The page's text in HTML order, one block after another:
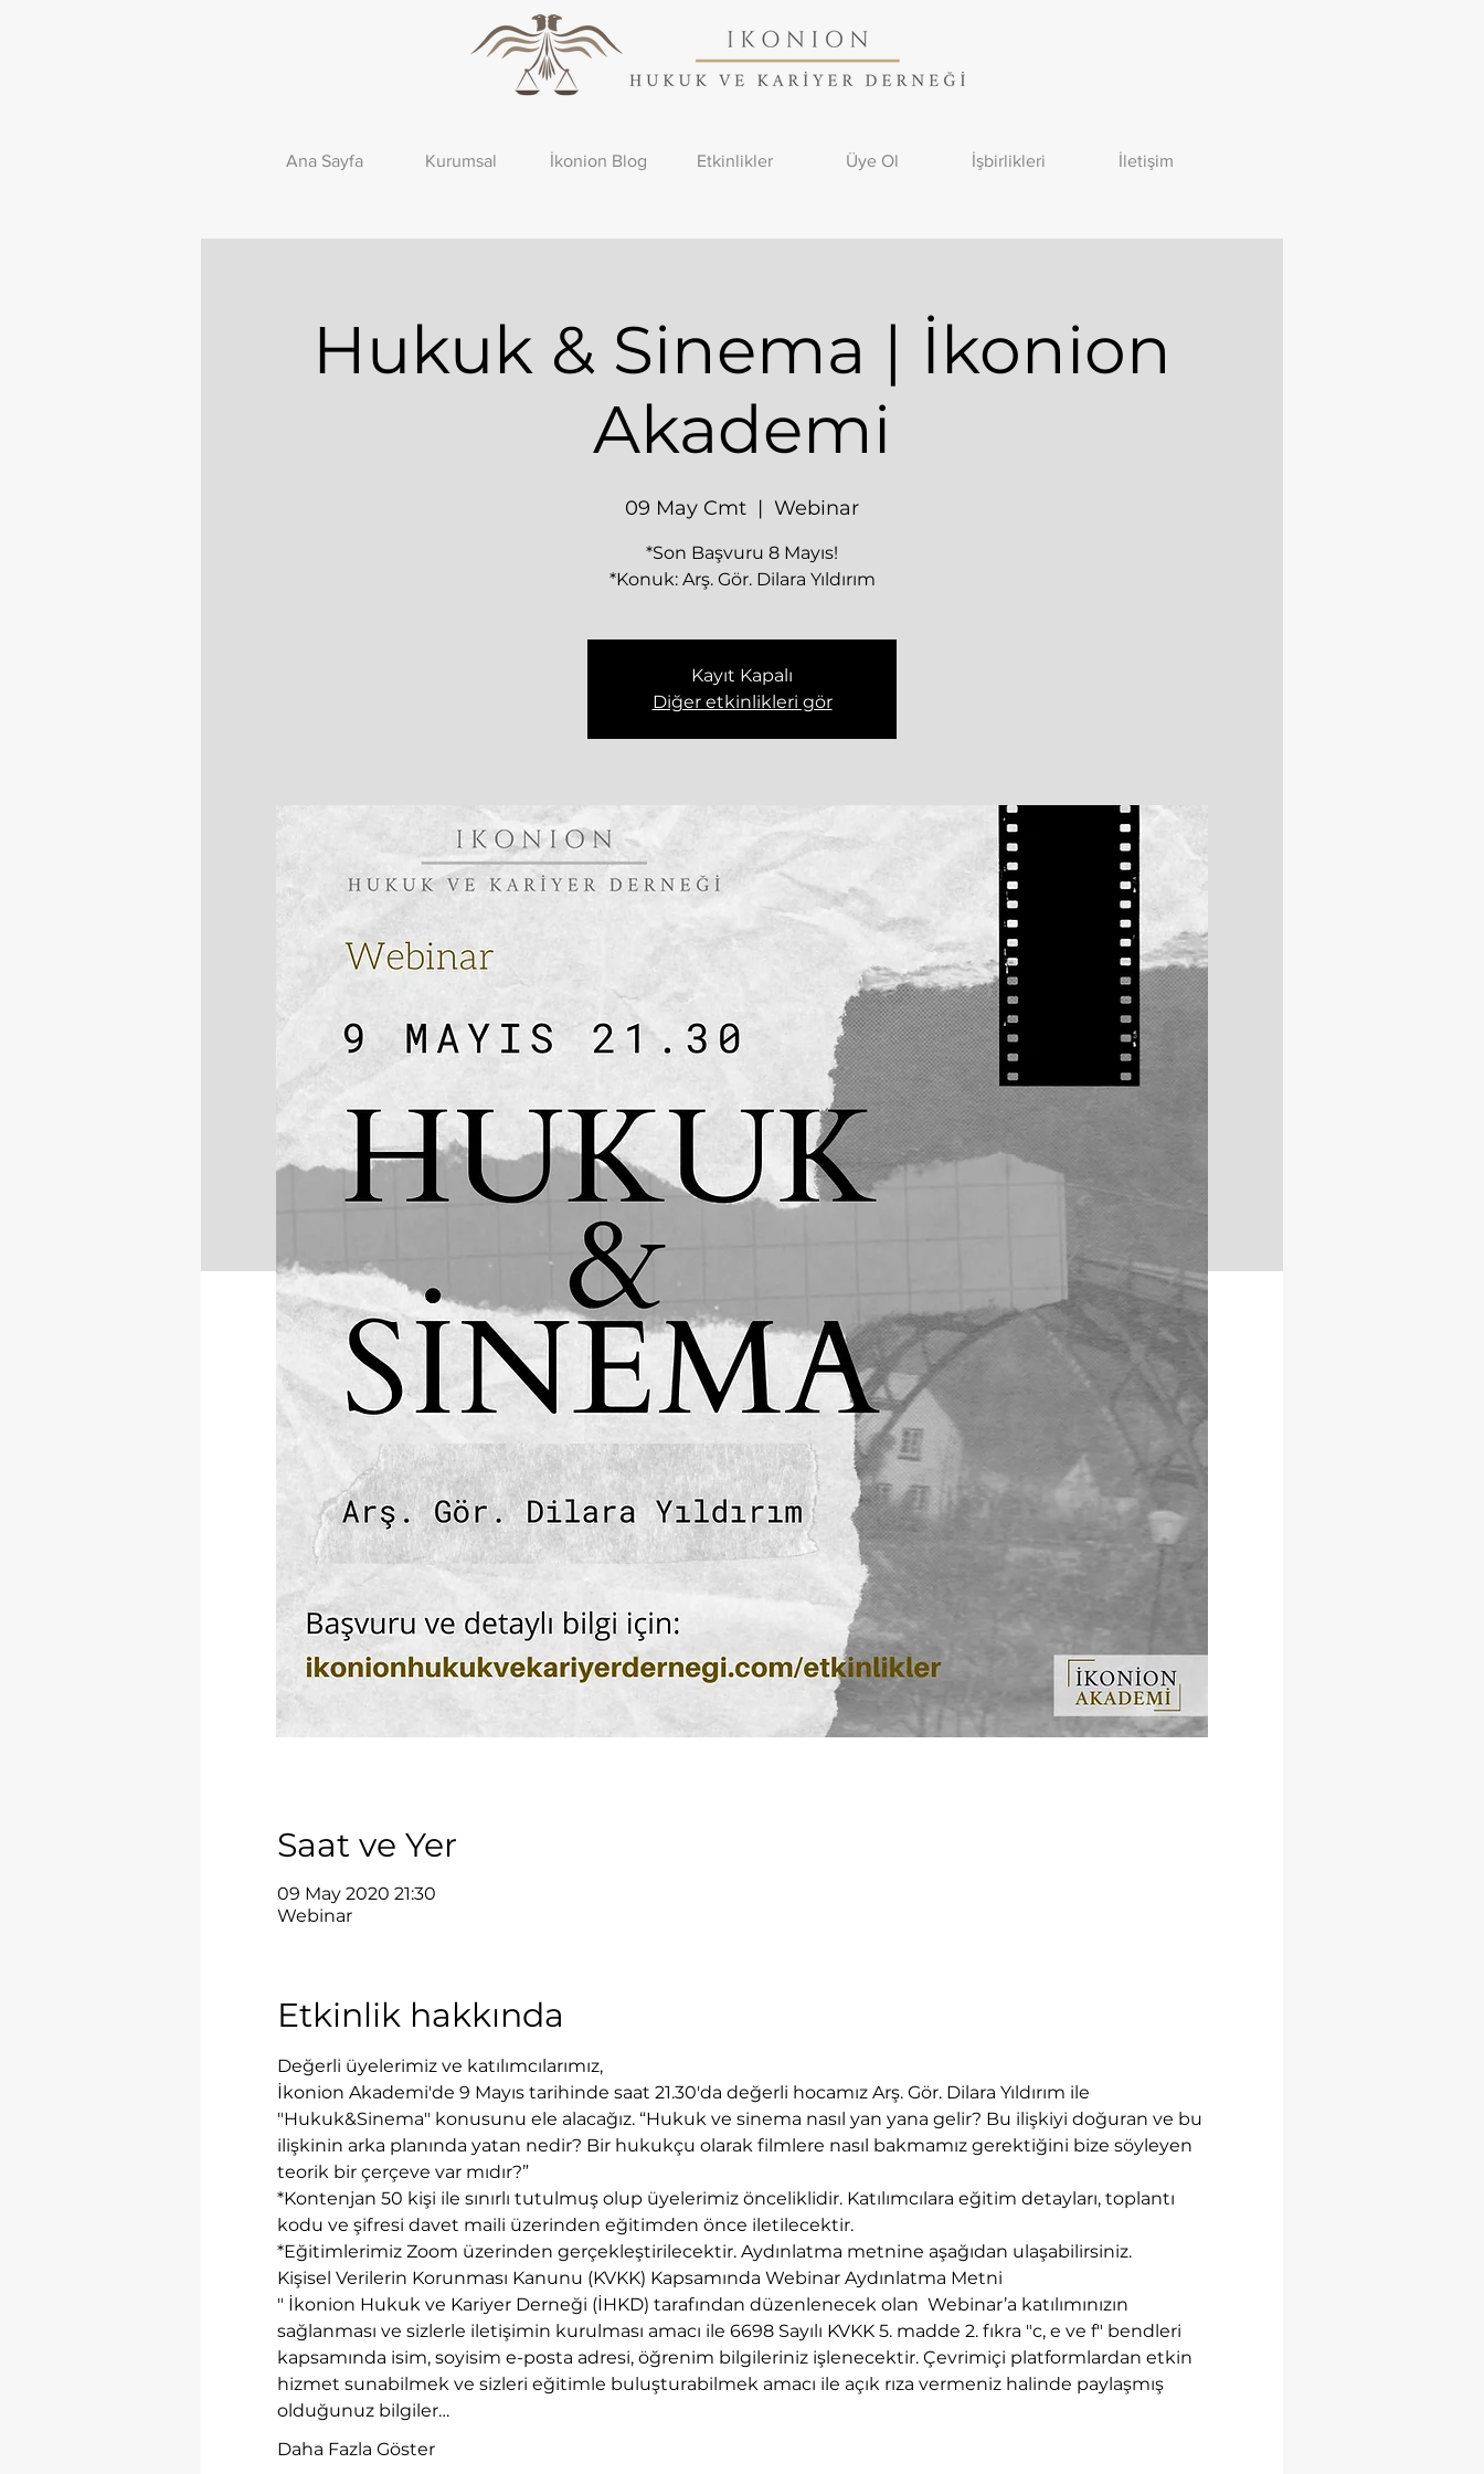
Ana Sayfa Kurumsal İkonion Blog Etkinlikler Üye Ol İşbirlikleri İletişim
Hukuk & Sinema | İkonion
Akademi
09 May Cmt
  |
Webinar
*Son Başvuru 8 Mayıs!
*Konuk: Arş. Gör. Dilara Yıldırım
Kayıt Kapalı
Diğer etkinlikleri gör
Saat ve Yer
09 May 2020 21:30
Webinar
Etkinlik hakkında
Değerli üyelerimiz ve katılımcılarımız,
İkonion Akademi'de 9 Mayıs tarihinde saat 21.30'da değerli hocamız Arş. Gör. Dilara Yıldırım ile
"Hukuk&Sinema" konusunu ele alacağız. “Hukuk ve sinema nasıl yan yana gelir? Bu ilişkiyi doğuran ve bu
ilişkinin arka planında yatan nedir? Bir hukukçu olarak filmlere nasıl bakmamız gerektiğini bize söyleyen
teorik bir çerçeve var mıdır?”
*Kontenjan 50 kişi ile sınırlı tutulmuş olup üyelerimiz önceliklidir. Katılımcılara eğitim detayları, toplantı
kodu ve şifresi davet maili üzerinden eğitimden önce iletilecektir.
*Eğitimlerimiz Zoom üzerinden gerçekleştirilecektir. Aydınlatma metnine aşağıdan ulaşabilirsiniz.
Kişisel Verilerin Korunması Kanunu (KVKK) Kapsamında Webinar Aydınlatma Metni
" İkonion Hukuk ve Kariyer Derneği (İHKD) tarafından düzenlenecek olan  Webinar’a katılımınızın
sağlanması ve sizlerle iletişimin kurulması amacı ile 6698 Sayılı KVKK 5. madde 2. fıkra "c, e ve f" bendleri
kapsamında isim, soyisim e-posta adresi, öğrenim bilgileriniz işlenecektir. Çevrimiçi platformlardan etkin
hizmet sunabilmek ve sizleri eğitimle buluşturabilmek amacı ile açık rıza vermeniz halinde paylaşmış
olduğunuz bilgiler…
Daha Fazla Göster